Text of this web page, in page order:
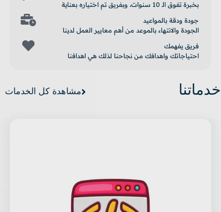
بخبرة تفوق الـ 10 سنوات، وبفريق تم اختياره بعناية
جودة ودقة بالمواعيد
الجودة والانتهاء بالموعد من أهم معايير العمل لدينا
فريق يفهمك
احتياجاتك واهدافك من نجاحنا لذلك هي اهدافنا
خدماتنا مشاهدة كل الخدمات